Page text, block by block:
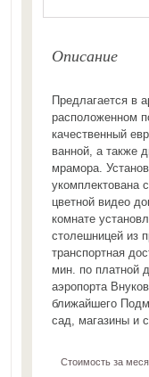
Описание
Предлагается в
расположенном
качественный
ванной, а также
мрамора.
укомплектована
цветной видео
комнате
столешницей из
транспортная
мин. по платной
аэропорта
ближайшего
сад, магазины и
Стоимость за